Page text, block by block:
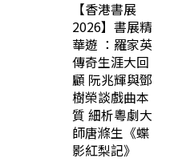
【香港書展
2026】書展精
華遊 ：羅家英
傳奇生涯大回
顧 阮兆輝與鄧
樹榮談戲曲本
質 細析粵劇大
師唐滌生《蝶
影紅梨記》